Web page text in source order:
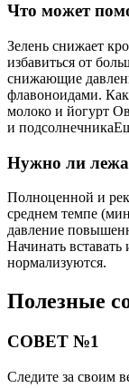
Что может
Зелень снижает
избавиться от
снижающие
флавоноидами.
молоко и йогурт
и
Нужно ли
Полноценной и
среднем темпе
давление
Начинать вставать
нормализуются.
Полезные
СОВЕТ №1
Следите за своим